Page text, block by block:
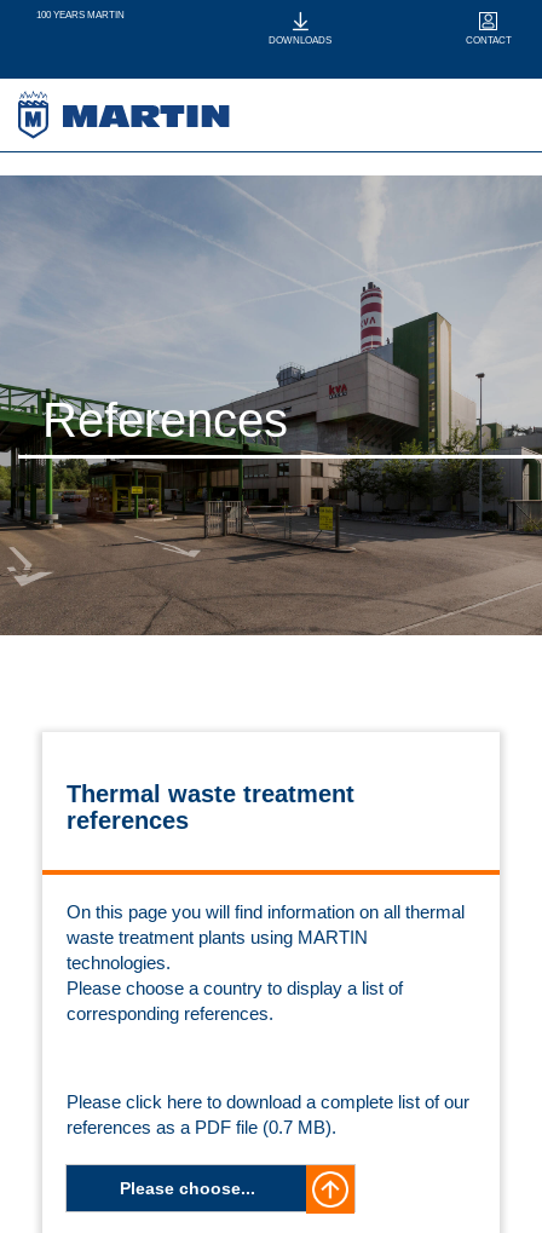
100 YEARS MARTIN
DOWNLOADS CONTACT
References
Thermal waste treatment
references
On this page you will find information on all thermal
waste treatment plants using MARTIN
technologies.
Please choose a country to display a list of
corresponding references.
Please click here to download a complete list of our
references as a PDF file (0.7 MB).
Please choose...